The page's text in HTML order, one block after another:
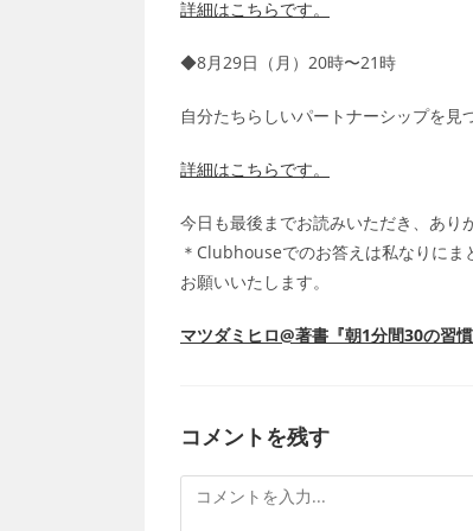
詳細はこちらです。
◆8月29日（月）20時〜21時
自分たちらしいパートナーシップを見
詳細はこちらです。
今日も最後までお読みいただき、あり
＊Clubhouseでのお答えは私なりに
お願いいたします。
マツダミヒロ@著書『朝1分間30の習慣
コメントを残す